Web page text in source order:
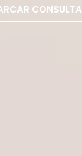
CONSULTA